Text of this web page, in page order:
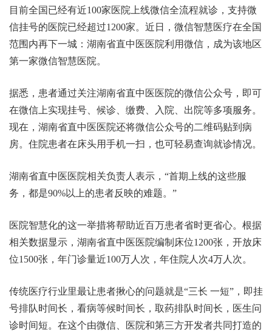
目前全国已经有近100家医院上线微信全流程就诊，支持微
信挂号的医院已经超过1200家。近日，微信智慧医疗在全国
范围内再下一城：湖南省直中医医院利用微信，成为该地区
第一家微信智慧医院。
据悉，患者通过关注湖南省直中医医院的微信公众号，即可
在微信上实现挂号、候诊、缴费、入院、出院等多项服务。
现在，湖南省直中医医院还将微信公众号的二维码贴到病
房。住院患者在床头用手机一扫，也可轻易查询就诊情况。
湖南省直中医医院相关负责人表示，“首期上线的这些服
务，都是90%以上的患者反映的难题。”
医院智慧化的这一举措将帮助近百万患者省时更省心。根据
相关数据显示，湖南省直中医医院编制床位1200张，开放床
位1500张，年门诊量近100万人次，年住院人次4万人次。
传统医疗行业里最让患者揪心的问题就是“三长 一短”，即挂
号排队时间长，看病等候时间长，取药排队时间长，医生问
诊时间短。在这个由微信、医院和第三方开发者共同打造的